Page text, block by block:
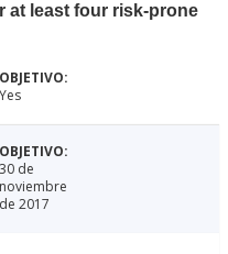
at least four risk-prone
Yes
30 de
noviembre
de 2017